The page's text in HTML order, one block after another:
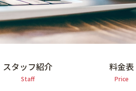
スタッフ紹介
Staff
料金表
Price